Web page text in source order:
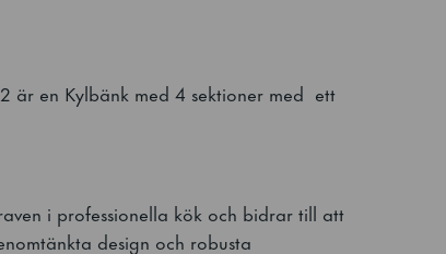
är en Kylbänk med 4 sektioner med ett
i professionella kök och bidrar till att
design och robusta